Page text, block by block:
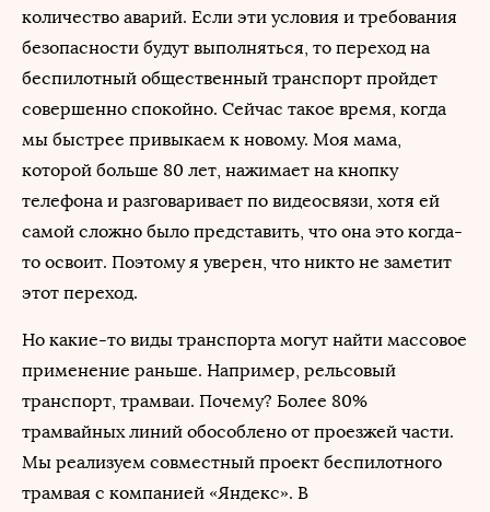
количество аварий. Если эти условия и требования
безопасности будут выполняться, то переход на
беспилотный общественный транспорт пройдет
совершенно спокойно. Сейчас такое время, когда
мы быстрее привыкаем к новому. Моя мама,
которой больше 80 лет, нажимает на кнопку
телефона и разговаривает по видеосвязи, хотя ей
самой сложно было представить, что она это когда-
то освоит. Поэтому я уверен, что никто не заметит
этот переход.
Но какие-то виды транспорта могут найти массовое
применение раньше. Например, рельсовый
транспорт, трамваи. Почему? Более 80%
трамвайных линий обособлено от проезжей части.
Мы реализуем совместный проект беспилотного
трамвая с компанией «Яндекс». В